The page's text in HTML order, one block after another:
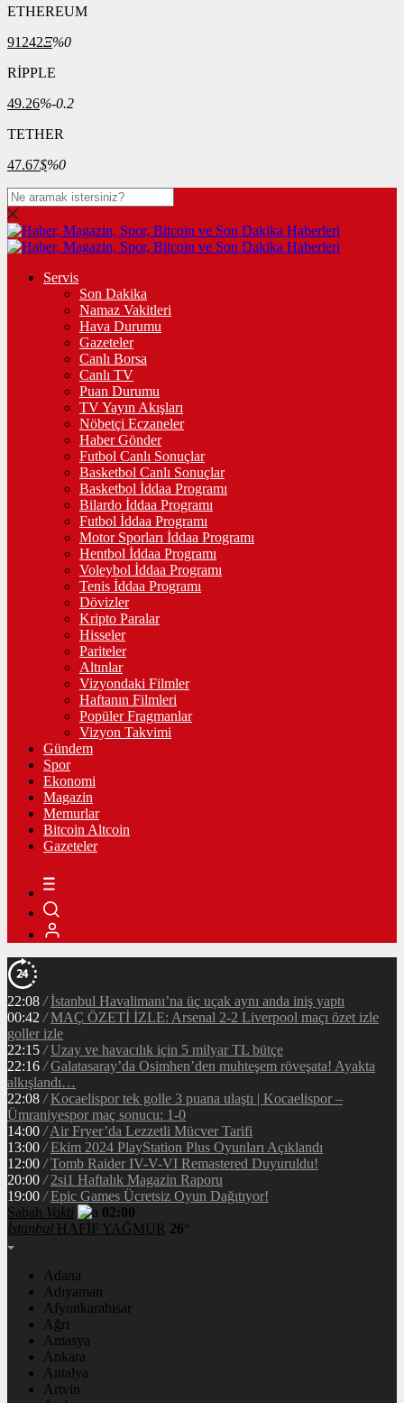
ETHEREUM
91242Ξ%0
RİPPLE
49.26%-0.2
TETHER
47.67$%0
Servis
Son Dakika
Namaz Vakitleri
Hava Durumu
Gazeteler
Canlı Borsa
Canlı TV
Puan Durumu
TV Yayın Akışları
Nöbetçi Eczaneler
Haber Gönder
Futbol Canlı Sonuçlar
Basketbol Canlı Sonuçlar
Basketbol İddaa Programı
Bilardo İddaa Programı
Futbol İddaa Programı
Motor Sporları İddaa Programı
Hentbol İddaa Programı
Voleybol İddaa Programı
Tenis İddaa Programı
Dövizler
Kripto Paralar
Hisseler
Pariteler
Altınlar
Vizyondaki Filmler
Haftanın Filmleri
Popüler Fragmanlar
Vizyon Takvimi
Gündem
Spor
Ekonomi
Magazin
Memurlar
Bitcoin Altcoin
Gazeteler
22:08 / İstanbul Havalimanı’na üç uçak aynı anda iniş yaptı
00:42 / MAÇ ÖZETİ İZLE: Arsenal 2-2 Liverpool maçı özet izle
goller izle
22:15 / Uzay ve havacılık için 5 milyar TL bütçe
22:16 / Galatasaray’da Osimhen’den muhteşem röveşata! Ayakta
alkışlandı…
22:08 / Kocaelispor tek golle 3 puana ulaştı | Kocaelispor –
Ümraniyespor maç sonucu: 1-0
14:00 / Air Fryer’da Lezzetli Mücver Tarifi
13:00 / Ekim 2024 PlayStation Plus Oyunları Açıklandı
12:00 / Tomb Raider IV-V-VI Remastered Duyuruldu!
20:00 / 2si1 Haftalık Magazin Raporu
19:00 / Epic Games Ücretsiz Oyun Dağıtıyor!
Sabah Vakti
02:00
İstanbul HAFİF YAĞMUR 26°
Adana
Adıyaman
Afyonkarahisar
Ağrı
Amasya
Ankara
Antalya
Artvin